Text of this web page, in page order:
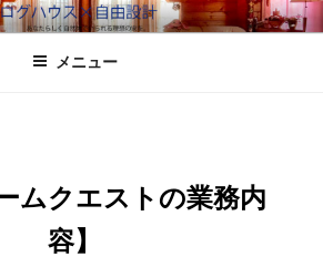
えすと
ら
メニュー
ムクエストの業務内
容】